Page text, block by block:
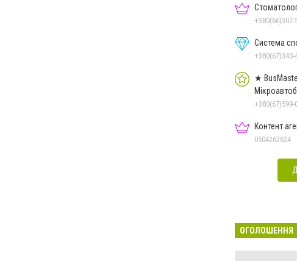
+380(66)307-
Система
+380(67)340-
★
+380(67)599-
Контент
0504262624
ОГОЛОШЕННЯ